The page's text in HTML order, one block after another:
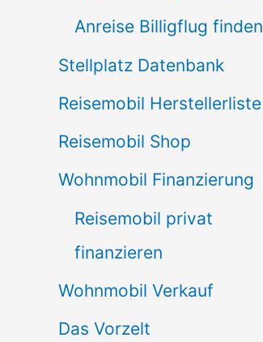
Anreise Billigflug finden
Stellplatz Datenbank
Reisemobil Herstellerliste
Reisemobil Shop
Wohnmobil Finanzierung
Reisemobil privat
finanzieren
Wohnmobil Verkauf
Das Vorzelt